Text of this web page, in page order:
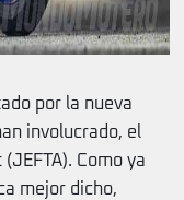
por la nueva
involucrado, el
Como ya
mejor dicho,